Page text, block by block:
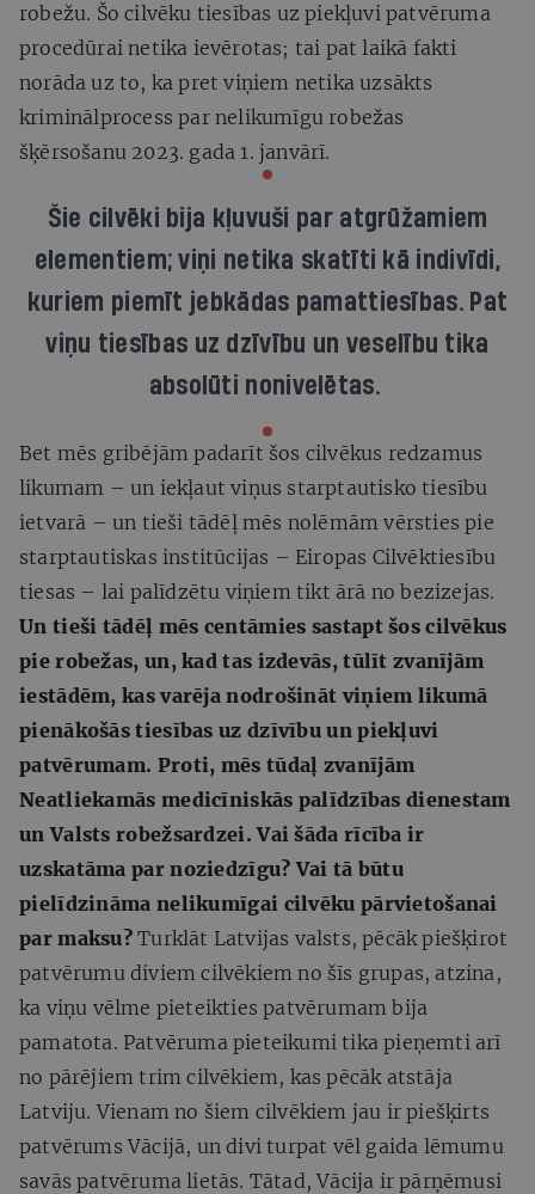
robežu. Šo cilvēku tiesības uz piekļuvi patvēruma
procedūrai netika ievērotas; tai pat laikā fakti
norāda uz to, ka pret viņiem netika uzsākts
kriminālprocess par nelikumīgu robežas
šķērsošanu 2023. gada 1. janvārī.
Šie cilvēki bija kļuvuši par atgrūžamiem
elementiem; viņi netika skatīti kā indivīdi,
kuriem piemīt jebkādas pamattiesības. Pat
viņu tiesības uz dzīvību un veselību tika
absolūti nonivelētas.
Bet mēs gribējām padarīt šos cilvēkus redzamus
likumam – un iekļaut viņus starptautisko tiesību
ietvarā – un tieši tādēļ mēs nolēmām vērsties pie
starptautiskas institūcijas – Eiropas Cilvēktiesību
tiesas – lai palīdzētu viņiem tikt ārā no bezizejas.
Un tieši tādēļ mēs centāmies sastapt šos cilvēkus
pie robežas, un, kad tas izdevās, tūlīt zvanījām
iestādēm, kas varēja nodrošināt viņiem likumā
pienākošās tiesības uz dzīvību un piekļuvi
patvērumam. Proti, mēs tūdaļ zvanījām
Neatliekamās medicīniskās palīdzības dienestam
un Valsts robežsardzei. Vai šāda rīcība ir
uzskatāma par noziedzīgu? Vai tā būtu
pielīdzināma nelikumīgai cilvēku pārvietošanai
par maksu? Turklāt Latvijas valsts, pēcāk piešķirot
patvērumu diviem cilvēkiem no šīs grupas, atzina,
ka viņu vēlme pieteikties patvērumam bija
pamatota. Patvēruma pieteikumi tika pieņemti arī
no pārējiem trim cilvēkiem, kas pēcāk atstāja
Latviju. Vienam no šiem cilvēkiem jau ir piešķirts
patvērums Vācijā, un divi turpat vēl gaida lēmumu
savās patvēruma lietās. Tātad, Vācija ir pārņēmusi